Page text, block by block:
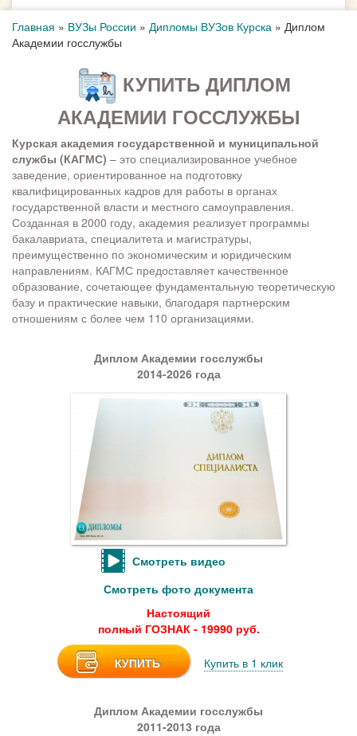
Главная » ВУЗы России » Дипломы ВУЗов Курска » Диплом
Академии госслужбы
КУПИТЬ ДИПЛОМ
АКАДЕМИИ ГОССЛУЖБЫ
Курская академия государственной и муниципальной
службы (КАГМС) – это специализированное учебное
заведение, ориентированное на подготовку
квалифицированных кадров для работы в органах
государственной власти и местного самоуправления.
Созданная в 2000 году, академия реализует программы
бакалавриата, специалитета и магистратуры,
преимущественно по экономическим и юридическим
направлениям. КАГМС предоставляет качественное
образование, сочетающее фундаментальную теоретическую
базу и практические навыки, благодаря партнерским
отношениям с более чем 110 организациями.
Диплом Академии госслужбы
2014-2026 года
Смотреть видео
Смотреть фото документа
Настоящий
полный ГОЗНАК - 19990 руб.
КУПИТЬ Купить в 1 клик
Диплом Академии госслужбы
2011-2013 года